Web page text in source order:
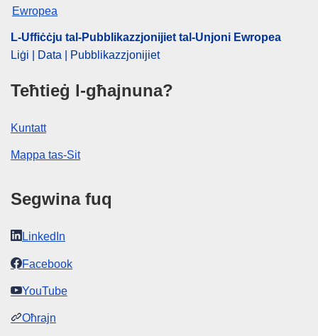
L-Uffiċċju tal-Pubblikazzjonijiet tal-Unjoni Ewropea
Liġi | Data | Pubblikazzjonijiet
Teħtieġ l-għajnuna?
Kuntatt
Mappa tas-Sit
Segwina fuq
LinkedIn
Facebook
YouTube
Oħrajn